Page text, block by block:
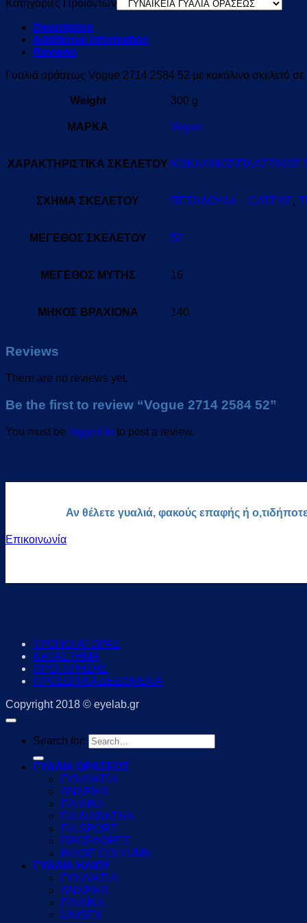
Κατηγορίες Προϊόντων
Description
Additional information
Reviews
Γυαλιά οράσεως Vogue 2714 2584 52 με κοκάλινο σκελετό
Weight 300 g
ΜΑΡΚΑ Vogue
ΧΑΡΑΚΤΗΡΙΣΤΙΚΑ ΣΚΕΛΕΤΟΥ ΚΟΚΑΛΙΝΟΣ/ΠΛΑΣΤΙΚΟΣ
ΣΧΗΜΑ ΣΚΕΛΕΤΟΥ ΠΕΤΑΛΟΥΔΑ – CATEYE,
ΜΕΓΕΘΟΣ ΣΚΕΛΕΤΟΥ 52
ΜΕΓΕΘΟΣ ΜΥΤΗΣ 16
ΜΗΚΟΣ ΒΡΑΧΙΟΝΑ 140
Reviews
There are no reviews yet.
Be the first to review “Vogue 2714 2584 52”
You must be logged in to post a review.
Αν θέλετε γυαλιά, φακούς επαφής ή
Επικοινωνία
ΤΡΟΠΟΙ ΑΓΟΡΑΣ
ΚΑΤΑΣΤΗΜΑ
ΟΡΟΙ ΧΡΗΣΗΣ
ΠΡΟΣΩΠΙΚΑ ΔΕΔΟΜΕΝΑ
Copyright 2018 © eyelab.gr
Search for:
ΓΥΑΛΙΑ ΟΡΑΣΕΩΣ
ΓΥΝΑΙΚΕΙΑ
ΑΝΔΡΙΚΑ
ΠΑΙΔΙΚΑ
ΓΙΑ ΔΙΑΒΑΣΜΑ
ΓΙΑ SPORT
ΠΡΟΣΦΟΡΕΣ
IMAGE COLLUMN
ΓΥΑΛΙΑ ΗΛΙΟΥ
ΓΥΝΑΙΚΕΙΑ
ΑΝΔΡΙΚΑ
ΠΑΙΔΙΚΑ
UNISEX